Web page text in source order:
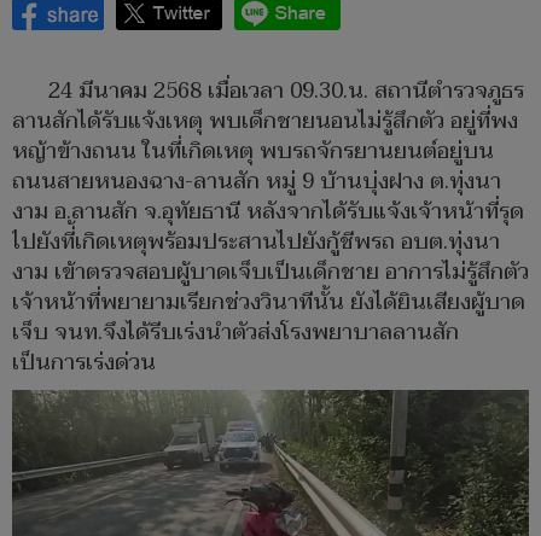
24 มีนาคม 2568 เมื่อเวลา 09.30.น. สถานีตำรวจภูธร
ลานสักได้รับแจ้งเหตุ พบเด็กชายนอนไม่รู้สึกตัว อยู่ที่พง
หญ้าข้างถนน ในที่เกิดเหตุ พบรถจักรยานยนต์อยู่บน
ถนนสายหนองฉาง-ลานสัก หมู่ 9 บ้านบุ่งฝาง ต.ทุ่งนา
งาม อ.ลานสัก จ.อุทัยธานี หลังจากได้รับแจ้งเจ้าหน้าที่รุด
ไปยังที่้เกิดเหตุพร้อมประสานไปยังกู้ชีพรถ อบต.ทุ่งนา
งาม เข้าตรวจสอบผู้บาดเจ็บเป็นเด็กชาย อาการไม่รู้สึกตัว
เจ้าหน้าที่พยายามเรียกช่วงวินาทีนั้น ยังได้ยินเสียงผู้บาด
เจ็บ จนท.จึงได้รีบเร่งนำตัวส่งโรงพยาบาลลานสัก
เป็นการเร่งด่วน